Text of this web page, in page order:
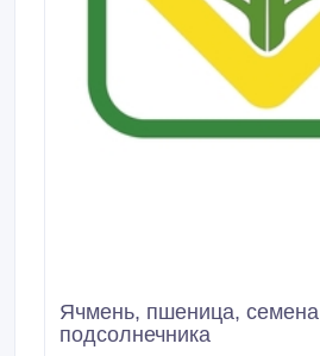
Ячмень, пшеница, семена
подсолнечника